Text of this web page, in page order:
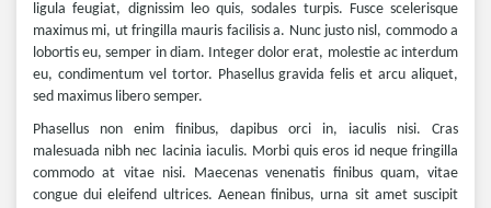
ligula feugiat, dignissim leo quis, sodales turpis. Fusce scelerisque
maximus mi, ut fringilla mauris facilisis a. Nunc justo nisl, commodo a
lobortis eu, semper in diam. Integer dolor erat, molestie ac interdum
eu, condimentum vel tortor. Phasellus gravida felis et arcu aliquet,
sed maximus libero semper.
Phasellus non enim finibus, dapibus orci in, iaculis nisi. Cras
malesuada nibh nec lacinia iaculis. Morbi quis eros id neque fringilla
commodo at vitae nisi. Maecenas venenatis finibus quam, vitae
congue dui eleifend ultrices. Aenean finibus, urna sit amet suscipit